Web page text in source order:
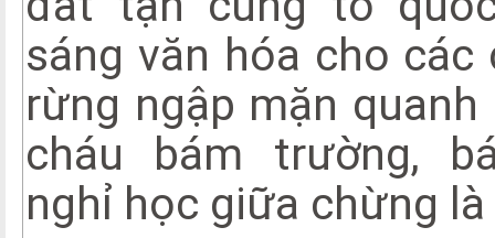
sáng văn hóa cho các
rừng ngập mặn quanh
cháu bám trường,
nghỉ học giữa chừng